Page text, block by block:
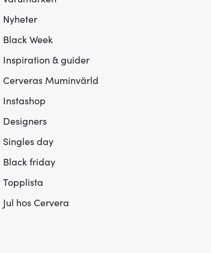
Nyheter
Black Week
Inspiration & guider
Cerveras Muminvärld
Instashop
Designers
Singles day
Black friday
Topplista
Jul hos Cervera